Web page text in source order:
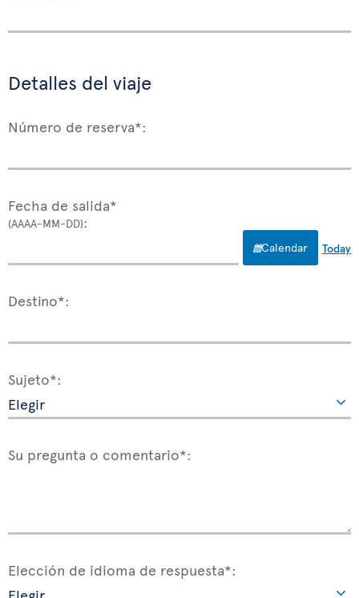
Detalles del viaje
Número de reserva*:
Fecha de salida*
(AAAA-MM-DD):
Calendar Today
Destino*:
Sujeto*:
Su pregunta o comentario*:
Elección de idioma de respuesta*: